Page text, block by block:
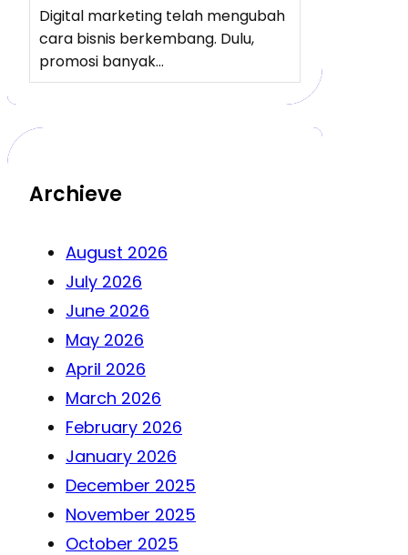
Digital marketing telah mengubah
cara bisnis berkembang. Dulu,
promosi banyak…
Archieve
August 2026
July 2026
June 2026
May 2026
April 2026
March 2026
February 2026
January 2026
December 2025
November 2025
October 2025